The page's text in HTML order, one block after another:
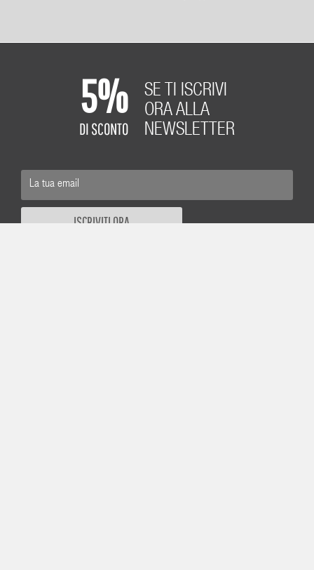
5%
DI SCONTO
SE TI ISCRIVI
ORA ALLA
NEWSLETTER
ISCRIVITI ORA